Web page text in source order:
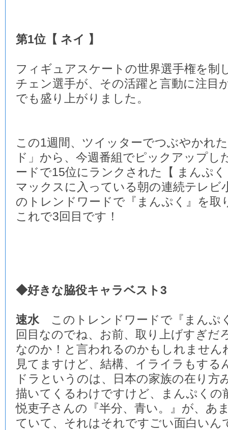
第1位【 ネイ 】
フィギュアスケートの世界選手権を制
チェン選手が、その活躍と言動に注目
でも盛り上がりました。
この1週間、ツイッターでつぶやかれ
ド」から、今週番組でピックアップし
ードで15位にランクされた【 まんぷ
マックスに入っている朝の連続テレビ
のトレンドワードで『まんぷく』を取
これで3回目です！
◆好きな脇役キャラベスト3
速水このトレンドワードで『まんぷ
回目なのでね、お前、取り上げすぎだ
なのか！と言われるのかもしれません
見てますけど、結構、イライラもする
ドラというのは、日本の家族の在り方
描いてくるわけですけど、まんぷくの
悦吏子さんの『半分、青い。』が、あ
ていて、それはそれですごい面白いん